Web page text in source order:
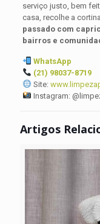
serviço justo, bem
casa, recolhe a
passado com
bairros e
WhatsApp
(21) 98037-8719
Site:
Instagram:
Artigos